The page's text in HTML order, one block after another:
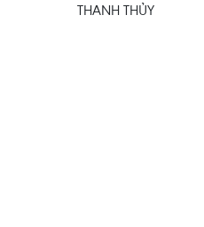
THANH THỦY